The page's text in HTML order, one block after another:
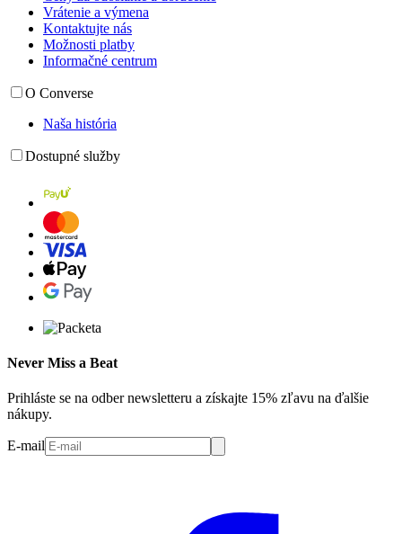
Vrátenie a výmena
Kontaktujte nás
Možnosti platby
Informačné centrum
O Converse
Naša história
Dostupné služby
Never Miss a Beat
Prihláste se na odber newsletteru a získajte 15% zľavu na ďalšie
nákupy.
E-mail